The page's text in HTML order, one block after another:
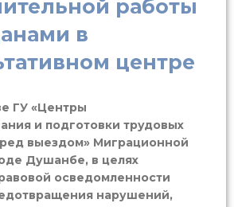
работы
в
центре
ГУ «Центры
и подготовки трудовых
выездом» Миграционной
Душанбе, в целях
осведомленности
нарушений,